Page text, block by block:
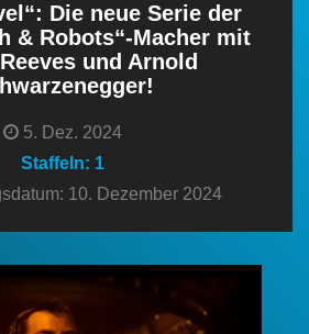
Die neue Serie der
& Robots“-Macher mit
und Arnold
5. Dez. 2024
Staffeln: 1
10. Dezember 2024